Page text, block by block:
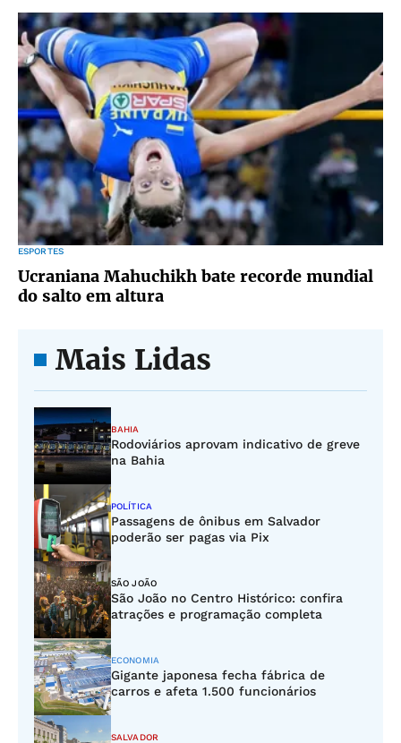
ESPORTES
Ucraniana Mahuchikh bate recorde mundial
do salto em altura
Mais Lidas
BAHIA
Rodoviários aprovam indicativo de greve
na Bahia
POLÍTICA
Passagens de ônibus em Salvador
poderão ser pagas via Pix
SÃO JOÃO
São João no Centro Histórico: confira
atrações e programação completa
ECONOMIA
Gigante japonesa fecha fábrica de
carros e afeta 1.500 funcionários
SALVADOR